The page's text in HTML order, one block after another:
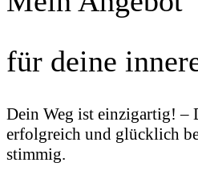
für deine
Dein Weg ist einzigartig! –
erfolgreich und glücklich
stimmig.